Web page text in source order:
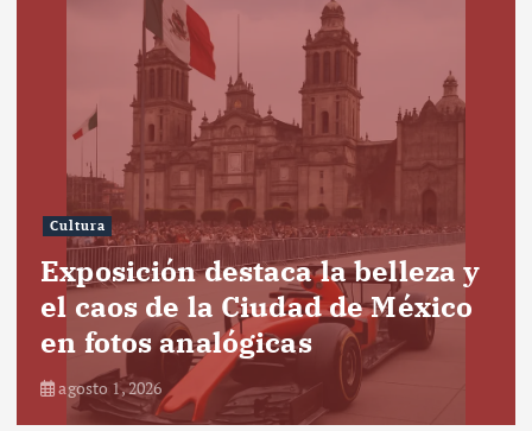
Cultura
Exposición destaca la belleza y
el caos de la Ciudad de México
en fotos analógicas
agosto 1, 2026